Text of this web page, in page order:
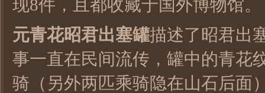
现8件，且都收藏于国外博物馆。
元青花昭君出塞罐描述了昭君出
事一直在民间流传，罐中的青花
骑（另外两匹乘骑隐在山石后面